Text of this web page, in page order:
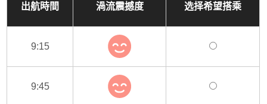
出航時間 渦流震撼度 选择希望搭乘
9:15
9:45